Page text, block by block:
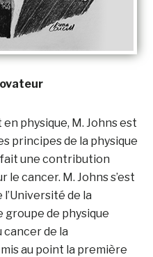
physique, M. Johns est
principes de la physique
fait une contribution
cancer. M. Johns s’est
de la
groupe de physique
cancer de la
au point la première